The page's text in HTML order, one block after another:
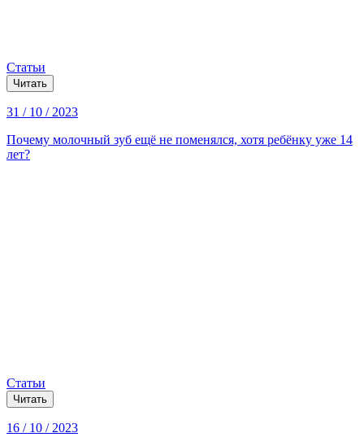
Статьи
Читать
31 / 10 / 2023
Почему молочный зуб ещё не поменялся, хотя ребёнку уже 14
лет?
Статьи
Читать
16 / 10 / 2023